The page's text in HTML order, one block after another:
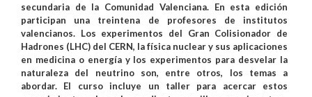
secundaria de la Comunidad Valenciana. En esta edición
participan una treintena de profesores de institutos
valencianos. Los experimentos del Gran Colisionador de
Hadrones (LHC) del CERN, la física nuclear y sus aplicaciones
en medicina o energía y los experimentos para desvelar la
naturaleza del neutrino son, entre otros, los temas a
abordar. El curso incluye un taller para acercar estos